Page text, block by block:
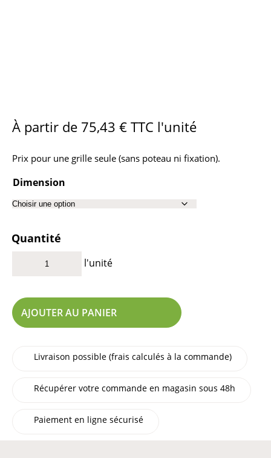
À partir de 75,43 € TTC l'unité
Prix pour une grille seule (sans poteau ni fixation).
Dimension
Quantité
l'unité
AJOUTER AU PANIER
Livraison possible (frais calculés à la commande)
Récupérer votre commande en magasin sous 48h
Paiement en ligne sécurisé